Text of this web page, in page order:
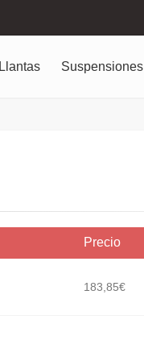
Llantas Suspensiones
Precio
183,85€